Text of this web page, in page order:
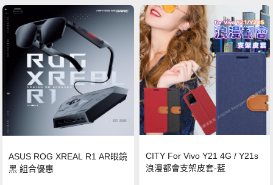
ASUS ROG XREAL R1 AR眼鏡
黑 組合優惠
CITY For Vivo Y21 4G / Y21s
浪漫都會支架皮套-藍